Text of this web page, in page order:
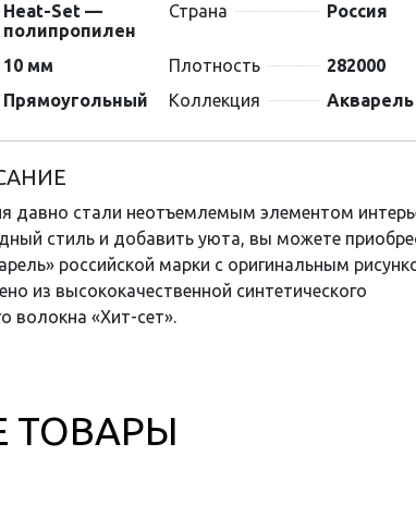
Heat-Set —
полипропилен
Страна Россия
10 мм Плотность
282000
Прямоугольный Коллекция Акварель
давно стали неотъемлемым элементом
стиль и добавить уюта, вы можете
российской марки c оригинальным
из высококачественной синтетического
волокна «Хит-сет».
ТОВАРЫ